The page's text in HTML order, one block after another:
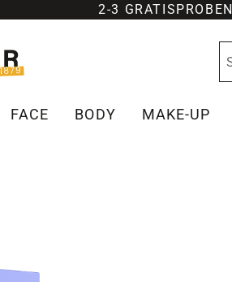
2-3 GRATISPROBEN
FACE BODY MAKE-UP